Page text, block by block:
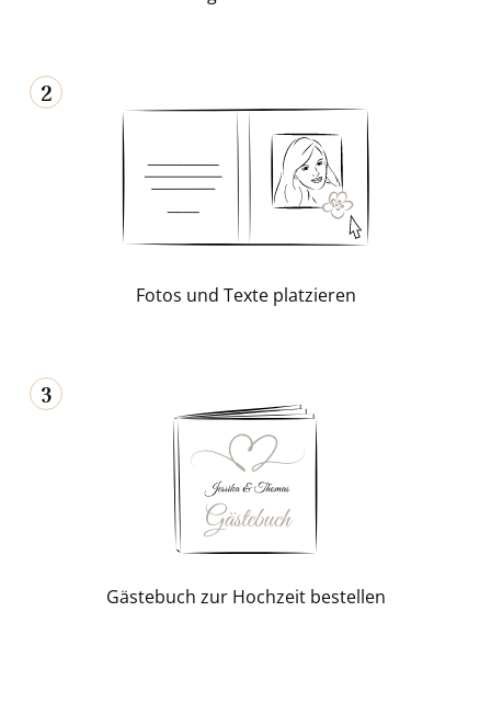
2
Fotos und Texte plat­zie­ren
3
Gäs­te­buch zur Hoch­zeit be­stel­len